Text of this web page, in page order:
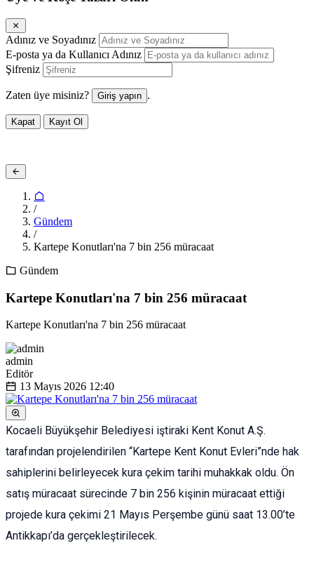
Adınız ve Soyadınız
E-posta ya da Kullanıcı Adınız
Şifreniz
Zaten üye misiniz? Giriş yapın .
Kapat Kayıt Ol
/
Gündem
/
Kartepe Konutları'na 7 bin 256 müracaat
Gündem
Kartepe Konutları'na 7 bin 256 müracaat
Kartepe Konutları'na 7 bin 256 müracaat
admin
Editör
13 Mayıs 2026 12:40
Kocaeli Büyükşehir Belediyesi iştiraki Kent Konut A.Ş.
tarafından projelendirilen “Kartepe Kent Konut Evleri”nde hak
sahiplerini belirleyecek kura çekim tarihi muhakkak oldu. Ön
satış müracaat sürecinde 7 bin 256 kişinin müracaat ettiği
projede kura çekimi 21 Mayıs Perşembe günü saat 13.00’te
Antikkapı’da gerçekleştirilecek.